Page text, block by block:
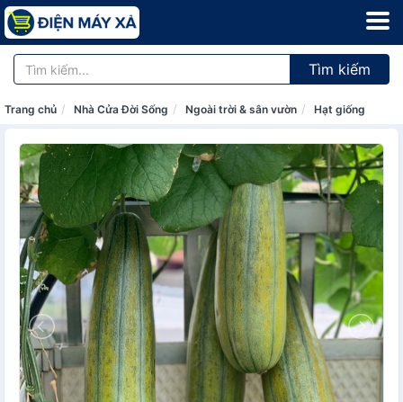
Tìm kiếm
Trang chủ Nhà Cửa Đời Sống Ngoài trời & sân vườn Hạt giống